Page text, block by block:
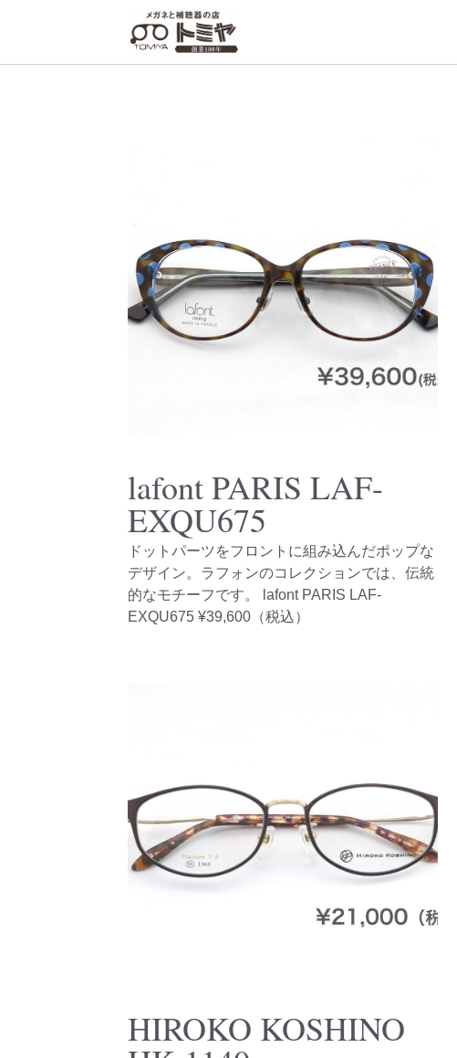
lafont PARIS LAF-
EXQU675
ドットパーツをフロントに組み込んだポップな
デザイン。ラフォンのコレクションでは、伝統
的なモチーフです。 lafont PARIS LAF-
EXQU675 ¥39,600（税込）
HIROKO KOSHINO